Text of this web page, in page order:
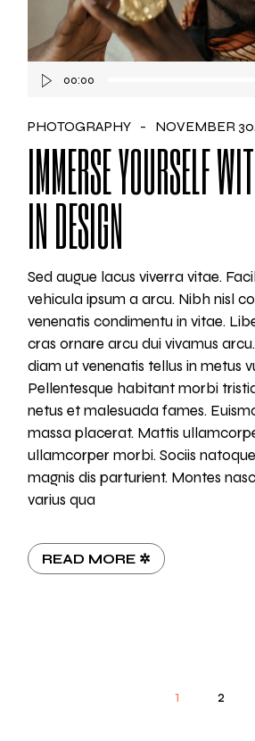
Audio
Player
00:00
PHOTOGRAPHY NOVEMBER
IMMERSE YOURSELF
IN DESIGN
Sed augue lacus viverra vitae.
vehicula ipsum a arcu. Nibh nisl
venenatis condimentu in vitae.
cras ornare arcu dui vivamus
diam ut venenatis tellus in metus
Pellentesque habitant morbi
netus et malesuada fames.
massa placerat. Mattis
ullamcorper morbi. Sociis
magnis dis parturient. Montes
varius qua
READ MORE ✲
1 2